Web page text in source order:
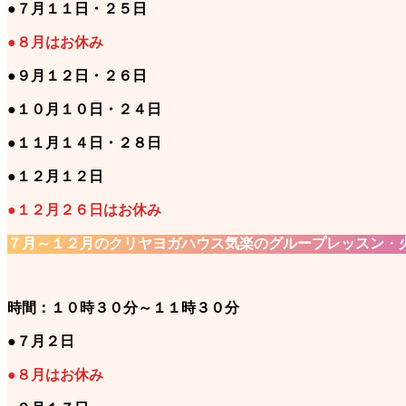
● ７月１１日・２５日
●８月はお休み
●９月１２日・２６日
●１０月１０日・２４日
● １１月１４日・２８日
●１２月１２日
●１２月２６日はお休み
７月～１２月のクリヤヨガハウス気楽のグループレッスン ・
時間：１０時３０分～１１時３０分
● ７月２日
●８月はお休み